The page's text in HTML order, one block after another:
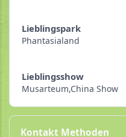
Lieblingspark
Phantasialand
Lieblingsshow
Musarteum,China Show
Kontakt Methoden